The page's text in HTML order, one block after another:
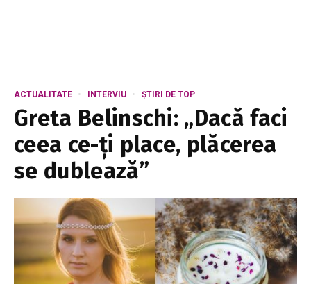
ACTUALITATE INTERVIU ȘTIRI DE TOP
Greta Belinschi: „Dacă faci
ceea ce-ți place, plăcerea
se dublează”